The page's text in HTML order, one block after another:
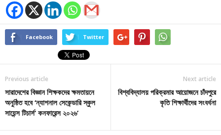
Facebook Twitter
Previous article
সারাদেশের বিজ্ঞান শিক্ষকদের ক্ষমতায়নে
অনুষ্ঠিত হবে ‘ন্যাশনাল সেকেন্ডারি স্কুল
সায়েন্স টিচার্স’ কনফারেন্স ২০২৬’
Next article
বিশ্ববিদ্যালয় পরিক্রমার আয়োজনে চাঁদপুরে
কৃতি শিক্ষার্থীদের সংবর্ধনা